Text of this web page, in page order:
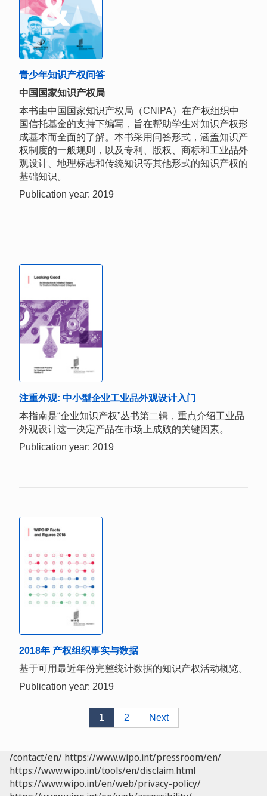
青少年知识产权问答
中国国家知识产权局
本书由中国国家知识产权局（CNIPA）在产权组织中
国信托基金的支持下编写，旨在帮助学生对知识产权形
成基本而全面的了解。本书采用问答形式，涵盖知识产
权制度的一般规则，以及专利、版权、商标和工业品外
观设计、地理标志和传统知识等其他形式的知识产权的
基础知识。
Publication year: 2019
注重外观: 中小型企业工业品外观设计入门
本指南是“企业知识产权”丛书第二辑，重点介绍工业品
外观设计这一决定产品在市场上成败的关键因素。
Publication year: 2019
2018年 产权组织事实与数据
基于可用最近年份完整统计数据的知识产权活动概览。
Publication year: 2019
1 2 Next
/contact/en/ https://www.wipo.int/pressroom/en/
https://www.wipo.int/tools/en/disclaim.html
https://www.wipo.int/en/web/privacy-policy/